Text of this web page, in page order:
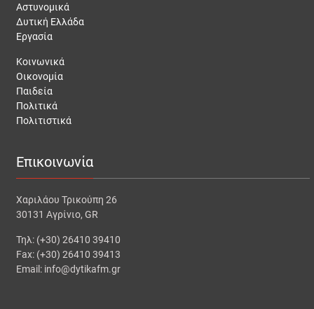
Αστυνομικά
Δυτική Ελλάδα
Εργασία
Κοινωνικά
Οικονομία
Παιδεία
Πολιτικά
Πολιτιστικά
Επικοινωνία
Χαριλάου Τρικούπη 26
30131 Αγρίνιο, GR
Τηλ: (+30) 26410 39410
Fax: (+30) 26410 39413
Email: info@dytikafm.gr